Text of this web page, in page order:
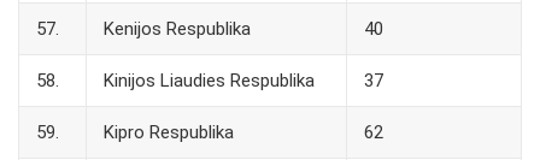
57. Kenijos Respublika 40
58. Kinijos Liaudies Respublika 37
59. Kipro Respublika 62